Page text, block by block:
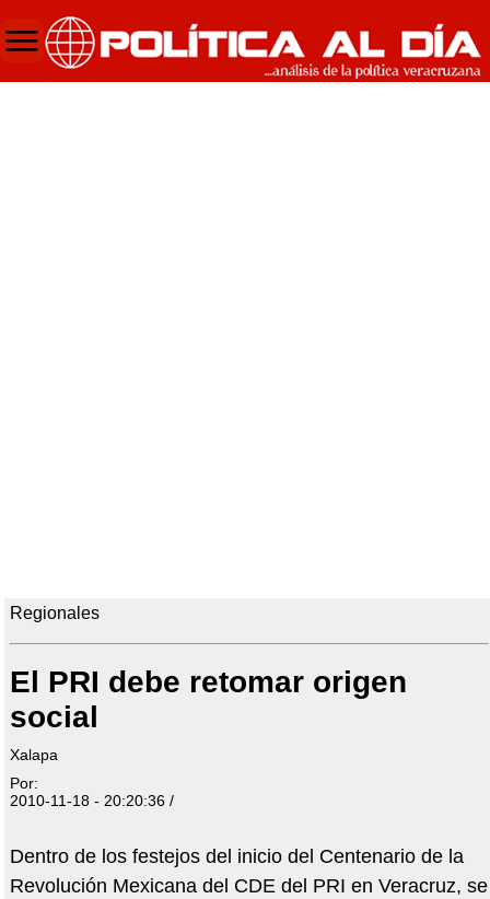
Regionales
El PRI debe retomar origen
social
Xalapa
Por:
2010-11-18 - 20:20:36 /
Dentro de los festejos del inicio del Centenario de la
Revolución Mexicana del CDE del PRI en Veracruz, se